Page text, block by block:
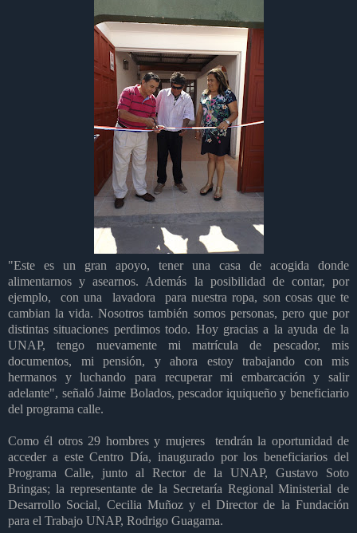
"Este es un gran apoyo, tener una casa de acogida donde
alimentarnos y asearnos. Además la posibilidad de contar, por
ejemplo, con una lavadora para nuestra ropa, son cosas que te
cambian la vida. Nosotros también somos personas, pero que por
distintas situaciones perdimos todo. Hoy gracias a la ayuda de la
UNAP, tengo nuevamente mi matrícula de pescador, mis
documentos, mi pensión, y ahora estoy trabajando con mis
hermanos y luchando para recuperar mi embarcación y salir
adelante", señaló Jaime Bolados, pescador iquiqueño y beneficiario
del programa calle.
Como él otros 29 hombres y mujeres tendrán la oportunidad de
acceder a este Centro Día, inaugurado por los beneficiarios del
Programa Calle, junto al Rector de la UNAP, Gustavo Soto
Bringas; la representante de la Secretaría Regional Ministerial de
Desarrollo Social, Cecilia Muñoz y el Director de la Fundación
para el Trabajo UNAP, Rodrigo Guagama.